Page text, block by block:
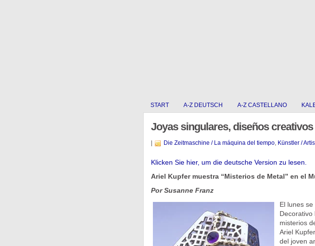
START A-Z DEUTSCH A-Z CASTELLANO
Joyas singulares, diseños creativos
Die Zeitmaschine / La máquina del tiempo, Künstler /
Klicken Sie hier, um die deutsche Version zu lesen.
Ariel Kupfer muestra “Misterios de Metal” en el
Por Susanne Franz
El lunes
Decorativo
misterios
Ariel
del joven